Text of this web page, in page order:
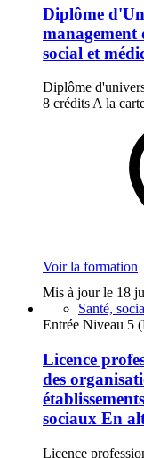
Diplôme
management
social et
Diplôme
8 crédits A la
Voir la formation
Mis à jour le 18
Santé,
Entrée Niveau 5
Licence
des
sociaux En
Licence